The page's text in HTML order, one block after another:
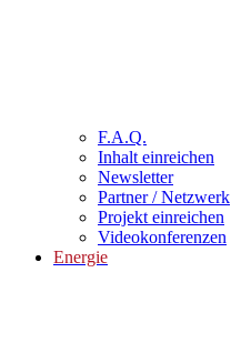
F.A.Q.
Inhalt einreichen
Newsletter
Partner / Netzwerk
Projekt einreichen
Videokonferenzen
Energie